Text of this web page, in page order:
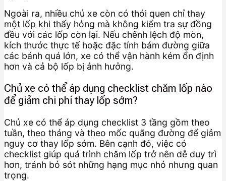
Ngoài ra, nhiều chủ xe còn có thói quen chỉ thay
một lốp khi thấy hỏng mà không kiểm tra sự đồng
đều với các lốp còn lại. Nếu chênh lệch độ mòn,
kích thước thực tế hoặc đặc tính bám đường giữa
các bánh quá lớn, xe có thể vận hành kém ổn định
hơn và cả bộ lốp bị ảnh hưởng.
Chủ xe có thể áp dụng checklist chăm lốp nào
để giảm chi phí thay lốp sớm?
Chủ xe có thể áp dụng checklist 3 tầng gồm theo
tuần, theo tháng và theo mốc quãng đường để giảm
nguy cơ thay lốp sớm. Bên cạnh đó, việc có
checklist giúp quá trình chăm lốp trở nên dễ duy trì
hơn, tránh bỏ sót những hạng mục nhỏ nhưng quan
trọng.